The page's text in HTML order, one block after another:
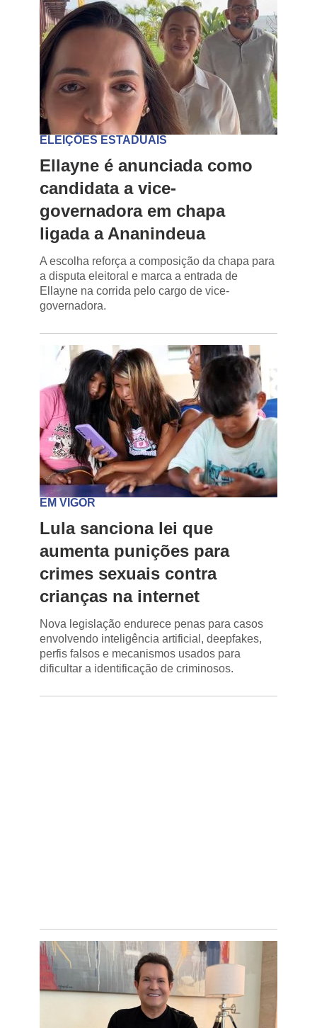
ELEIÇÕES ESTADUAIS
Ellayne é anunciada como
candidata a vice-
governadora em chapa
ligada a Ananindeua
A escolha reforça a composição da chapa para
a disputa eleitoral e marca a entrada de
Ellayne na corrida pelo cargo de vice-
governadora.
EM VIGOR
Lula sanciona lei que
aumenta punições para
crimes sexuais contra
crianças na internet
Nova legislação endurece penas para casos
envolvendo inteligência artificial, deepfakes,
perfis falsos e mecanismos usados para
dificultar a identificação de criminosos.